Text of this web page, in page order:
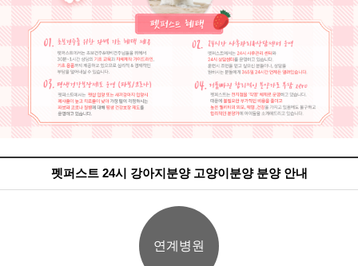
펫퍼스트 24시 강아지분양 고양이분양 분양 안내
연계병원